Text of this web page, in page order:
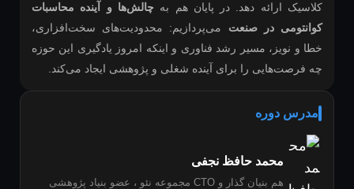
کلاسیک ارائه دهد. در پایان هم به چالش‌ها و آینده محاسبات
کوانتومی در صنعت می‌پردازیم: محدودیت‌های سخت‌افزاری،
خطا و نویز، مسیر رشد فناوری و اینکه امروز یادگیری این حوزه
چه فرصت‌هایی را برای آینده شغلی و پژوهشی ایجاد می‌کند.
مدرس دوره
محمد حافظ نجفی
هم بنیان گذار و CTO مجموعه نئو ، عضو بنیاد پژوهشی